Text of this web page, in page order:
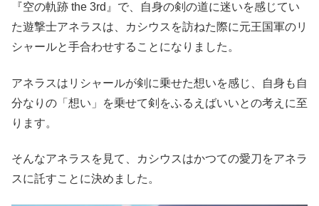
『空の軌跡 the 3rd』で、自身の剣の道に迷いを感じてい
た遊撃士アネラスは、カシウスを訪ねた際に元王国軍のリ
シャールと手合わせすることになりました。
アネラスはリシャールが剣に乗せた想いを感じ、自身も自
分なりの「想い」を乗せて剣をふるえばいいとの考えに至
ります。
そんなアネラスを見て、カシウスはかつての愛刀をアネラ
スに託すことに決めました。